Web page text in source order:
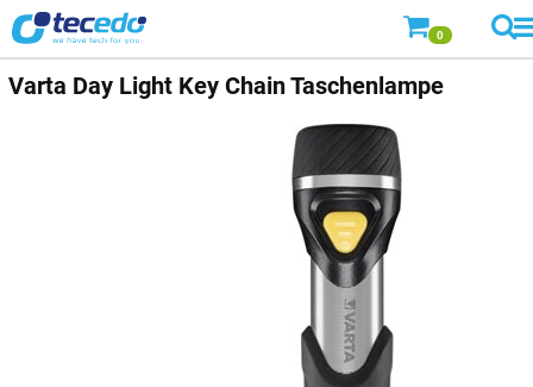
0
Varta Day Light Key Chain Taschenlampe